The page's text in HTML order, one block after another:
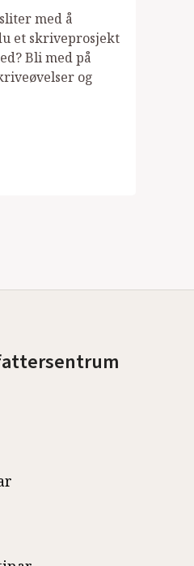
med å
et skriveprosjekt
Bli med på
og